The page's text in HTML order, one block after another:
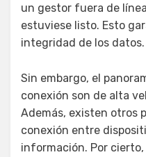
un gestor fuera de
estuviese listo. Esto
integridad de los datos.
Sin embargo, el
conexión son de alta
Además, existen otros
conexión entre
información. Por